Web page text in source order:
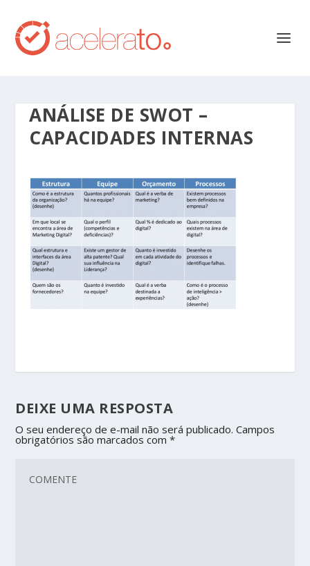
ANÁLISE DE SWOT –
CAPACIDADES INTERNAS
DEIXE UMA RESPOSTA
O seu endereço de e-mail não será publicado. Campos
obrigatórios são marcados com*